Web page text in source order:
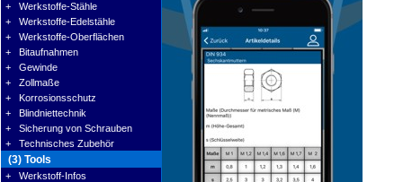
+ Werkstoffe-Stähle
+ Werkstoffe-Edelstähle
+ Werkstoffe-Oberflächen
+ Bitaufnahmen
+ Gewinde
+ Zollmaße
+ Korrosionsschutz
+ Blindniettechnik
+ Sicherung von Schrauben
+ Technisches Zubehör
(3) Tools
+ Werkstoff-Infos